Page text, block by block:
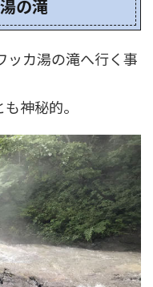
の滝
ッカ湯の滝へ行く事
神秘的。